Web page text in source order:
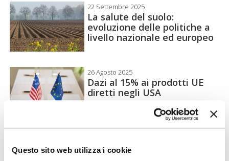
Questo sito web utilizza i cookie
22 Settembre 2025
La salute del suolo:
evoluzione delle politiche a
livello nazionale ed europeo
26 Agosto 2025
Dazi al 15% ai prodotti UE
diretti negli USA
La Commissione semplifica le